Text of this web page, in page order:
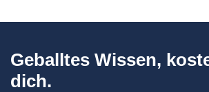
Geballtes Wissen,
dich.